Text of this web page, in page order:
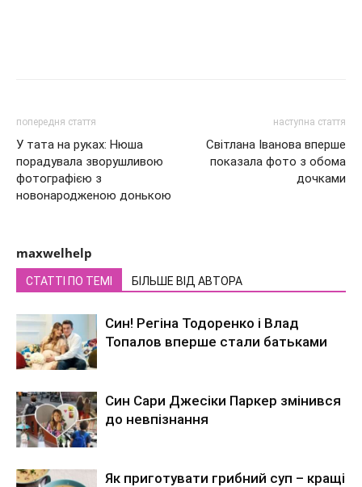
попередня стаття
У тата на руках: Нюша
порадувала зворушливою
фотографією з
новонародженою донькою
наступна стаття
Світлана Іванова вперше
показала фото з обома
дочками
maxwelhelp
СТАТТІ ПО ТЕМІ БІЛЬШЕ ВІД АВТОРА
Син! Регіна Тодоренко і Влад
Топалов вперше стали батьками
Син Сари Джесіки Паркер змінився
до невпізнання
Як приготувати грибний суп – кращі